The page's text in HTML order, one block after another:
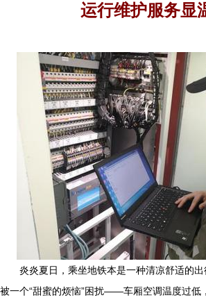
运行维护服务显
炎炎夏日，乘坐地铁本是一种清凉舒适的
被一个“甜蜜的烦恼”困扰——车厢空调温度过低